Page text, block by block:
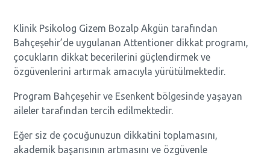
Klinik Psikolog Gizem Bozalp Akgün tarafından
Bahçeşehir’de uygulanan Attentioner dikkat programı,
çocukların dikkat becerilerini güçlendirmek ve
özgüvenlerini artırmak amacıyla yürütülmektedir.
Program Bahçeşehir ve Esenkent bölgesinde yaşayan
aileler tarafından tercih edilmektedir.
Eğer siz de çocuğunuzun dikkatini toplamasını,
akademik başarısının artmasını ve özgüvenle